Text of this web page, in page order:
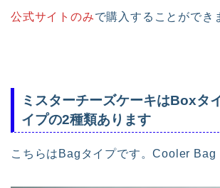
公式サイトのみで購入することができ
ミスターチーズケーキはBoxタ
イプの2種類あります
こちらはBagタイプです。Cooler Bag